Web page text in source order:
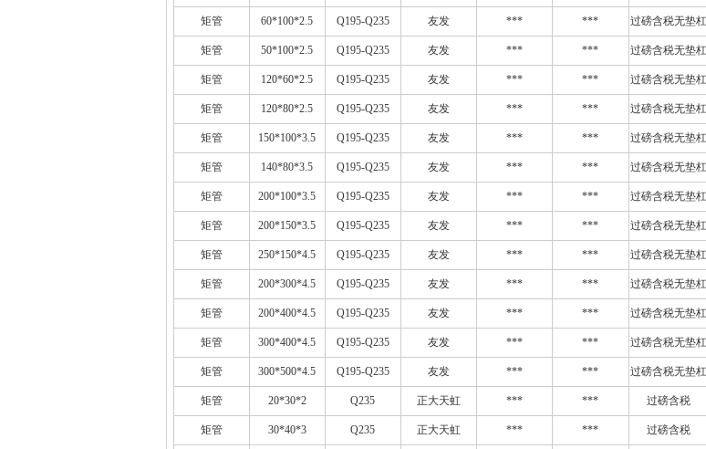
矩管 60*100*2.5 Q195-Q235 友发 *** *** 过磅含税无垫杠
矩管 50*100*2.5 Q195-Q235 友发 *** *** 过磅含税无垫杠
矩管 120*60*2.5 Q195-Q235 友发 *** *** 过磅含税无垫杠
矩管 120*80*2.5 Q195-Q235 友发 *** *** 过磅含税无垫杠
矩管 150*100*3.5 Q195-Q235 友发 *** *** 过磅含税无垫杠
矩管 140*80*3.5 Q195-Q235 友发 *** *** 过磅含税无垫杠
矩管 200*100*3.5 Q195-Q235 友发 *** *** 过磅含税无垫杠
矩管 200*150*3.5 Q195-Q235 友发 *** *** 过磅含税无垫杠
矩管 250*150*4.5 Q195-Q235 友发 *** *** 过磅含税无垫杠
矩管 200*300*4.5 Q195-Q235 友发 *** *** 过磅含税无垫杠
矩管 200*400*4.5 Q195-Q235 友发 *** *** 过磅含税无垫杠
矩管 300*400*4.5 Q195-Q235 友发 *** *** 过磅含税无垫杠
矩管 300*500*4.5 Q195-Q235 友发 *** *** 过磅含税无垫杠
矩管 20*30*2 Q235 正大天虹 *** *** 过磅含税
矩管 30*40*3 Q235 正大天虹 *** *** 过磅含税